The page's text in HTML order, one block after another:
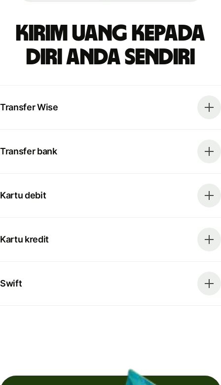
Kirim uang kepada
diri Anda sendiri
Transfer Wise
Transfer bank
Kartu debit
Kartu kredit
Swift